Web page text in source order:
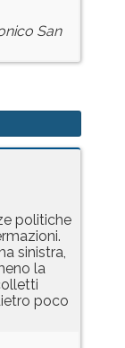
San
politiche
sinistra,
la
poco